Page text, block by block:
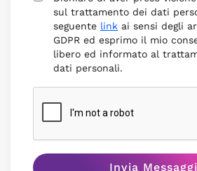
sul trattamento dei dati
seguente link ai sensi degli
GDPR ed esprimo il mio
libero ed informato al
dati personali.